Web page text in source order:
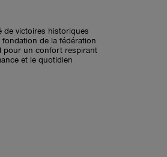
de victoires historiques
fondation de la fédération
pour un confort respirant
et le quotidien